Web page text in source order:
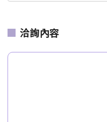
洽詢內容